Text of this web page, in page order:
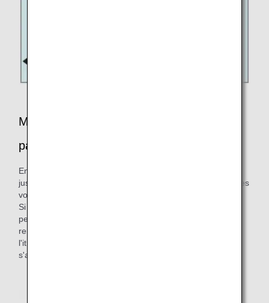
Modification de la réservation les vols
partant à partir du 19 mai
En raison du renouvellement des tarifs, les vols au départ
jusqu'au 18 mai 2026 ne peuvent pas être modifiés pour des
vols au départ à partir du 19 mai 2026.
Si des modifications sont apportées pour des raisons
personnelles, quel que soit le tarif, veuillez demander un
remboursement et effectuer une nouvelle réservation pour
l'itinéraire de votre choix. Des frais d'annulation
s'appliqueront pour les remboursements.